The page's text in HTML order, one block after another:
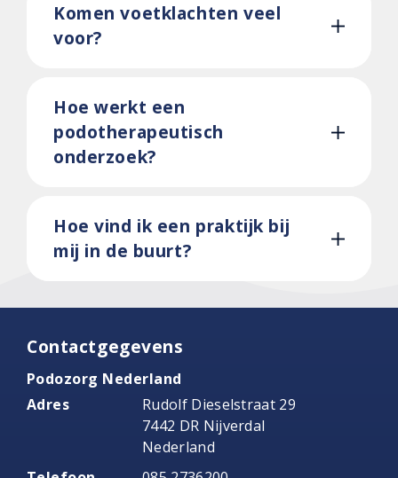
Komen voetklachten veel
voor?
Hoe werkt een
podotherapeutisch
onderzoek?
Hoe vind ik een praktijk bij
mij in de buurt?
Contactgegevens
Podozorg Nederland
Adres
Rudolf Dieselstraat 29
7442 DR Nijverdal
Nederland